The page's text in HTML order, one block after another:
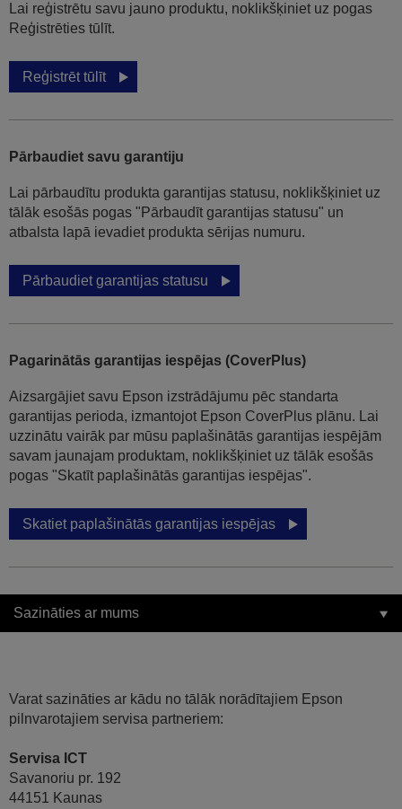
Lai reģistrētu savu jauno produktu, noklikšķiniet uz pogas
Reģistrēties tūlīt.
Reģistrēt tūlīt
Pārbaudiet savu garantiju
Lai pārbaudītu produkta garantijas statusu, noklikšķiniet uz
tālāk esošās pogas "Pārbaudīt garantijas statusu" un
atbalsta lapā ievadiet produkta sērijas numuru.
Pārbaudiet garantijas statusu
Pagarinātās garantijas iespējas (CoverPlus)
Aizsargājiet savu Epson izstrādājumu pēc standarta
garantijas perioda, izmantojot Epson CoverPlus plānu. Lai
uzzinātu vairāk par mūsu paplašinātās garantijas iespējām
savam jaunajam produktam, noklikšķiniet uz tālāk esošās
pogas "Skatīt paplašinātās garantijas iespējas".
Skatiet paplašinātās garantijas iespējas
Sazināties ar mums
Varat sazināties ar kādu no tālāk norādītajiem Epson
pilnvarotajiem servisa partneriem:
Servisa ICT
Savanoriu pr. 192
44151 Kaunas